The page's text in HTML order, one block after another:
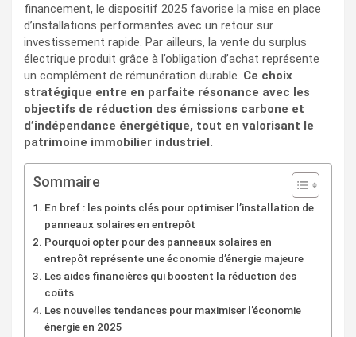
financement, le dispositif 2025 favorise la mise en place
d’installations performantes avec un retour sur
investissement rapide. Par ailleurs, la vente du surplus
électrique produit grâce à l’obligation d’achat représente
un complément de rémunération durable. Ce choix
stratégique entre en parfaite résonance avec les
objectifs de réduction des émissions carbone et
d’indépendance énergétique, tout en valorisant le
patrimoine immobilier industriel.
Sommaire
En bref : les points clés pour optimiser l’installation de
panneaux solaires en entrepôt
Pourquoi opter pour des panneaux solaires en
entrepôt représente une économie d’énergie majeure
Les aides financières qui boostent la réduction des
coûts
Les nouvelles tendances pour maximiser l’économie
énergie en 2025